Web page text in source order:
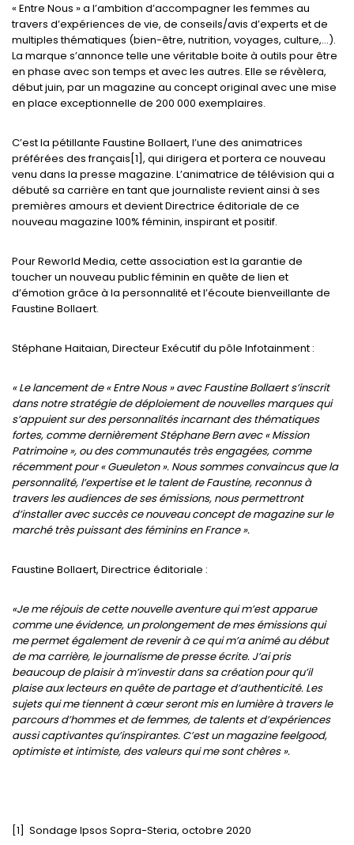
« Entre Nous » a l’ambition d’accompagner les femmes au
travers d’expériences de vie, de conseils/avis d’experts et de
multiples thématiques (bien-être, nutrition, voyages, culture,…).
La marque s’annonce telle une véritable boite à outils pour être
en phase avec son temps et avec les autres. Elle se révèlera,
début juin, par un magazine au concept original avec une mise
en place exceptionnelle de 200 000 exemplaires.
C’est la pétillante Faustine Bollaert, l’une des animatrices
préférées des français[1], qui dirigera et portera ce nouveau
venu dans la presse magazine. L’animatrice de télévision qui a
débuté sa carrière en tant que journaliste revient ainsi à ses
premières amours et devient Directrice éditoriale de ce
nouveau magazine 100% féminin, inspirant et positif.
Pour Reworld Media, cette association est la garantie de
toucher un nouveau public féminin en quête de lien et
d’émotion grâce à la personnalité et l’écoute bienveillante de
Faustine Bollaert.
Stéphane Haitaian, Directeur Exécutif du pôle Infotainment :
« Le lancement de « Entre Nous » avec Faustine Bollaert s’inscrit
dans notre stratégie de déploiement de nouvelles marques qui
s’appuient sur des personnalités incarnant des thématiques
fortes, comme dernièrement Stéphane Bern avec « Mission
Patrimoine », ou des communautés très engagées, comme
récemment pour « Gueuleton ». Nous sommes convaincus que la
personnalité, l’expertise et le talent de Faustine, reconnus à
travers les audiences de ses émissions, nous permettront
d’installer avec succès ce nouveau concept de magazine sur le
marché très puissant des féminins en France ».
Faustine Bollaert, Directrice éditoriale :
«Je me réjouis de cette nouvelle aventure qui m’est apparue
comme une évidence, un prolongement de mes émissions qui
me permet également de revenir à ce qui m’a animé au début
de ma carrière, le journalisme de presse écrite. J’ai pris
beaucoup de plaisir à m’investir dans sa création pour qu’il
plaise aux lecteurs en quête de partage et d’authenticité. Les
sujets qui me tiennent à cœur seront mis en lumière à travers le
parcours d’hommes et de femmes, de talents et d’expériences
aussi captivantes qu’inspirantes. C’est un magazine feelgood,
optimiste et intimiste, des valeurs qui me sont chères ».
[1] Sondage Ipsos Sopra-Steria, octobre 2020